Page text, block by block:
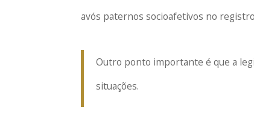
avós paternos socioafetivos no
Outro ponto importante é que a
situações.